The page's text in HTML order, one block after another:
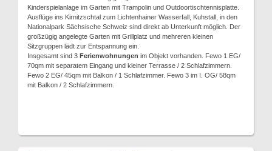
Kinderspielanlage im Garten mit Trampolin und Outdoortischtennisplatte.
Ausflüge ins Kirnitzschtal zum Lichtenhainer Wasserfall, Kuhstall, in den
Nationalpark Sächsische Schweiz sind direkt ab Unterkunft möglich. Der
großzügig angelegte Garten mit Grillplatz und mehreren kleinen
Sitzgruppen lädt zur Entspannung ein.
Insgesamt sind 3 Ferienwohnungen im Objekt vorhanden. Fewo 1 EG/
70qm mit separatem Eingang und kleiner Terrasse / 2 Schlafzimmern.
Fewo 2 EG/ 45qm mit Balkon / 1 Schlafzimmer. Fewo 3 im I. OG/ 58qm
mit Balkon / 2 Schlafzimmern.